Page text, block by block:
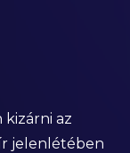
az
jelenlétében